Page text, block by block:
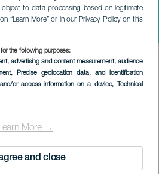
to data processing based on legitimate
“Learn More” or in our Privacy Policy on this
the following purposes:
advertising and content measurement, audience
, Precise geolocation data, and identification
or access information on a device, Technical
More →
and close
Teror